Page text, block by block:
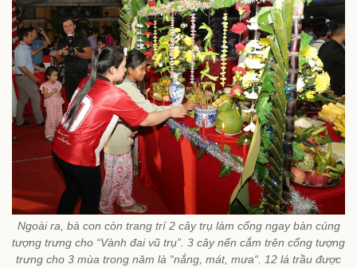
Ngoài ra, bà con còn trang trí 2 cây trụ làm cổng ngay bàn cúng
tượng trưng cho “Vành đai vũ trụ”. 3 cây nến cắm trên cổng tượng
trưng cho 3 mùa trong năm là “nắng, mát, mưa“. 12 lá trầu được